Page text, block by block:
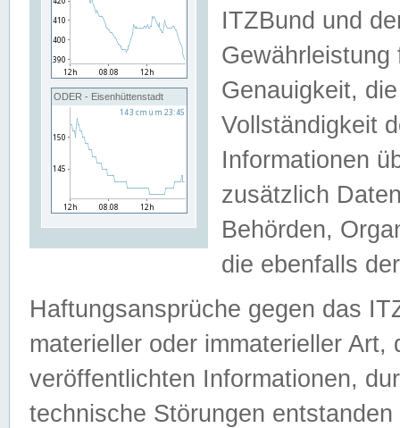
ODER - Eisenhüttenstadt
ITZBund und
Genauigkeit,
Vollständigkeit
Informationen
zusätzlich
Behörden,
die ebenfalls
Haftungsansprüche gegen das
materieller oder immaterieller
veröffentlichten Informationen,
technische Störungen